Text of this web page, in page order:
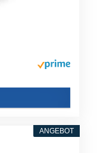
ANGEBOT